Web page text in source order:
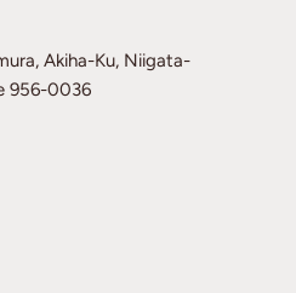
Akiha-Ku, Niigata-
956-0036